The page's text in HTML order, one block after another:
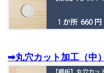
➡丸穴カット加工（中